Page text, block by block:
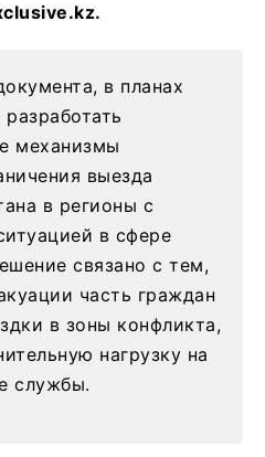
в планах
механизмы
выезда
в регионы с
в сфере
связано с тем,
часть граждан
в зоны конфликта,
нагрузку на
службы.